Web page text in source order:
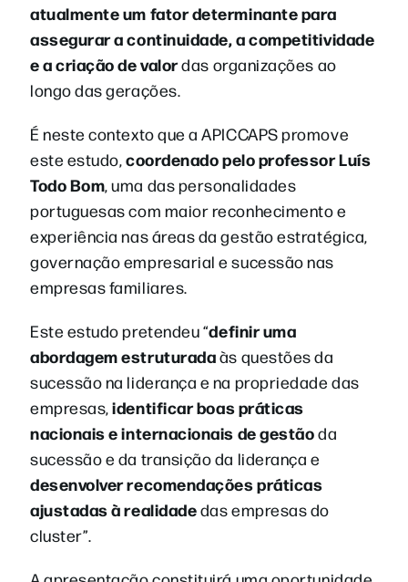
atualmente um fator determinante para
assegurar a continuidade, a competitividade
e a criação de valordas organizações ao
longo das gerações.
É neste contexto que a APICCAPS promove
este estudo,coordenado pelo professor Luís
Todo Bom, uma das personalidades
portuguesas com maior reconhecimento e
experiência nas áreas da gestão estratégica,
governação empresarial e sucessão nas
empresas familiares.
Este estudo pretendeu “definir uma
abordagem estruturadaàs questões da
sucessão na liderança e na propriedade das
empresas,identificar boas práticas
nacionais e internacionais de gestãoda
sucessão e da transição da liderança e
desenvolver recomendações práticas
ajustadas à realidadedas empresas do
cluster”.